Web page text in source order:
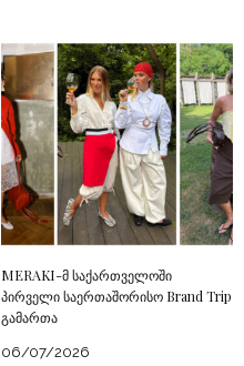
MERAKI-მ საქართველოში
პირველი საერთაშორისო Brand Trip
გამართა
06/07/2026